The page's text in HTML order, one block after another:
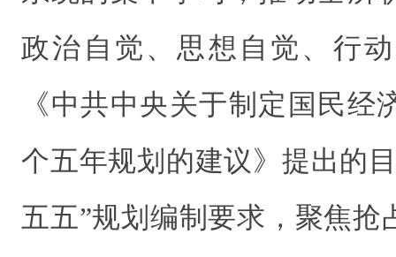
政治自觉、思想自觉、行
《中共中央关于制定国民经
个五年规划的建议》提出的
五五”规划编制要求，聚焦抢